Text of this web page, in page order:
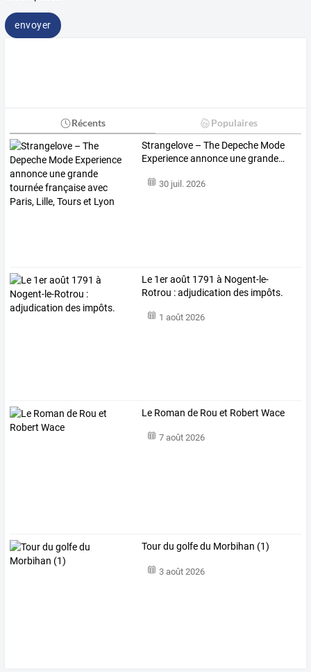
envoyer
Récents Populaires
Strangelove – The Depeche Mode
Experienceannonce unegrande…
30 juil. 2026
Le 1er août 1791 à Nogent-le-
Rotrou : adjudication des impôts.
1 août 2026
Le Roman de Rou et Robert Wace
7 août 2026
Tour du golfe du Morbihan (1)
3 août 2026